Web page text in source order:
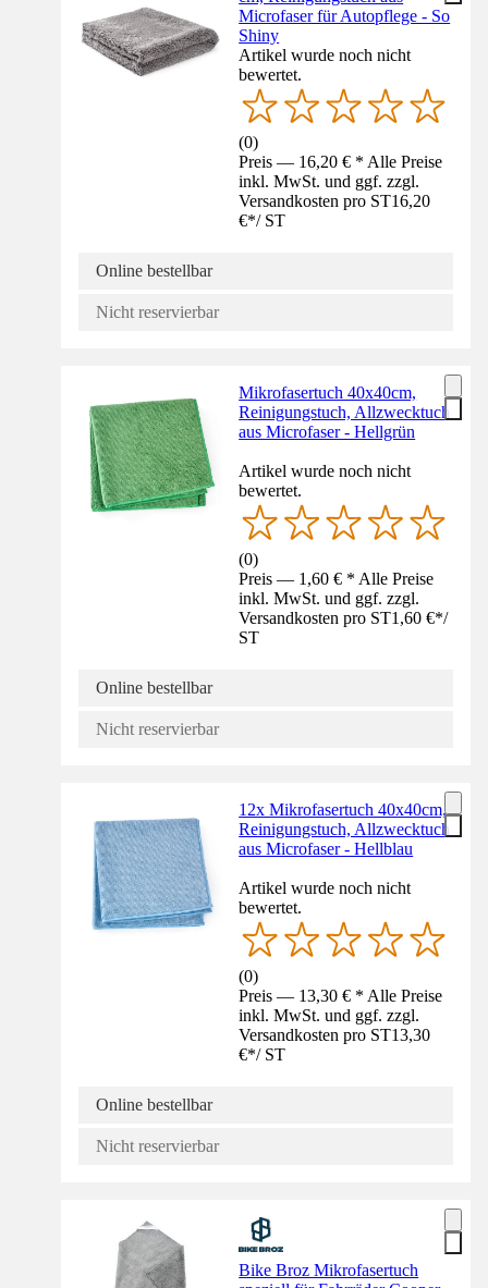
Microfaser für Autopflege - So
Shiny
Artikel wurde noch nicht
bewertet.
(0)
Preis — 16,20 € * Alle Preise
inkl. MwSt. und ggf. zzgl.
Versandkosten pro ST16,20
€*/ ST
Online bestellbar
Nicht reservierbar
Mikrofasertuch 40x40cm,
Reinigungstuch, Allzwecktuch
aus Microfaser - Hellgrün
Artikel wurde noch nicht
bewertet.
(0)
Preis — 1,60 € * Alle Preise
inkl. MwSt. und ggf. zzgl.
Versandkosten pro ST1,60 €*/
ST
Online bestellbar
Nicht reservierbar
12x Mikrofasertuch 40x40cm,
Reinigungstuch, Allzwecktuch
aus Microfaser - Hellblau
Artikel wurde noch nicht
bewertet.
(0)
Preis — 13,30 € * Alle Preise
inkl. MwSt. und ggf. zzgl.
Versandkosten pro ST13,30
€*/ ST
Online bestellbar
Nicht reservierbar
Bike Broz Mikrofasertuch